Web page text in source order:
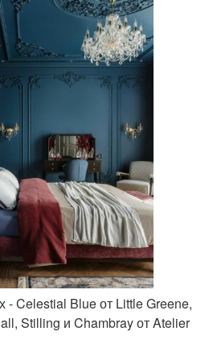
Celestial Blue от Little Greene,
Stilling и Chambray от Atelier